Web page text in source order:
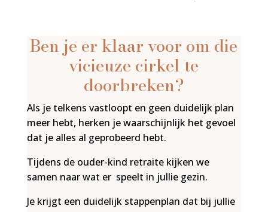
Ben je er klaar voor om die
vicieuze cirkel te
doorbreken?
Als je telkens vastloopt en geen duidelijk plan
meer hebt, herken je waarschijnlijk het gevoel
dat je alles al geprobeerd hebt.
Tijdens de ouder-kind retraite kijken we
samen naar wat er speelt in jullie gezin.
Je krijgt een duidelijk stappenplan dat bij jullie